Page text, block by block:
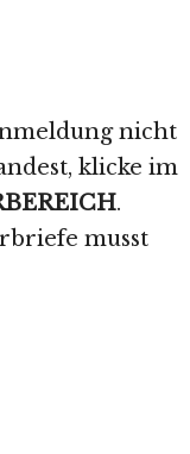
nicht
klicke im
.
musst